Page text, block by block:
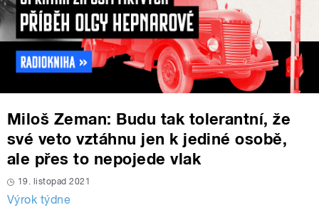
Miloš Zeman: Budu tak tolerantní, že
své veto vztáhnu jen k jediné osobě,
ale přes to nepojede vlak
19. listopad 2021
Výrok týdne